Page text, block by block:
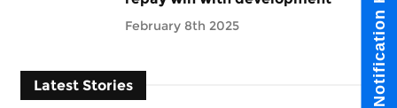
February 8th 2025
Latest Stories Notification Hub